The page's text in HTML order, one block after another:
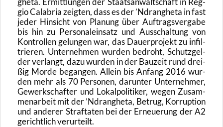
gio Ca­la­bria zeig­ten, dass es der ’Ndran­ghe­ta in fast
jeder Hin­sicht von Pla­nung über Auf­trags­ver­ga­be
bis hin zu Per­so­nal­ein­satz und Aus­schal­tung von
Kon­trol­len ge­lun­gen war, das Dau­er­pro­jekt zu in­fil­
trie­ren. Un­ter­neh­men wur­den be­droht, Schutz­gel­
der ver­langt, dazu wur­den in der Bau­zeit rund drei­
ßig Morde be­gan­gen. Al­lein bis An­fang 2016 wur­
den mehr als 70 Per­so­nen, dar­un­ter Un­ter­neh­mer,
Ge­werk­schaf­ter und Lo­kal­po­li­ti­ker, wegen Zu­sam­
men­ar­beit mit der ’Ndran­ghe­ta, Be­trug, Kor­rup­ti­on
und an­de­rer Straf­ta­ten bei der Er­neue­rung der A2
ge­richt­lich ver­ur­teilt.